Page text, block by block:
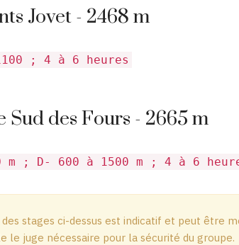
Jovet - 2468 m
; 4 à 6 heures
Sud des Fours - 2665 m
m ; D- 600 à 1500 m ; 4 à 6
stages ci-dessus est indicatif et peut être
le juge nécessaire pour la sécurité du groupe.